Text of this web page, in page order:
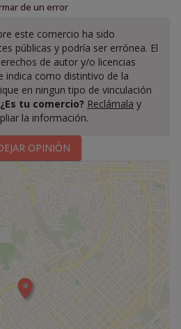
para asesorarte desde
de un error
este comercio ha sido
públicas y podría ser errónea. El
de autor y/o licencias
indica como distintivo de la
en ningun tipo de vinculación
¿Es tu comercio? Reclámala y
la información.
OPINIÓN